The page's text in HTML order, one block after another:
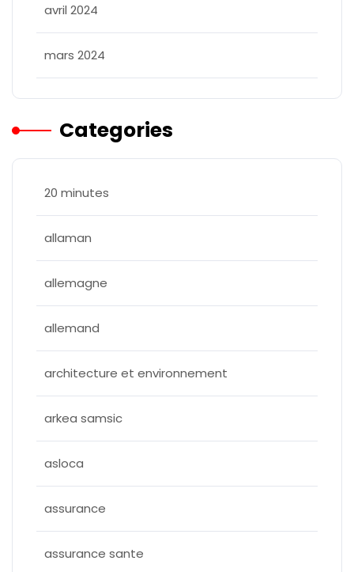
avril 2024
mars 2024
Categories
20 minutes
allaman
allemagne
allemand
architecture et environnement
arkea samsic
asloca
assurance
assurance sante